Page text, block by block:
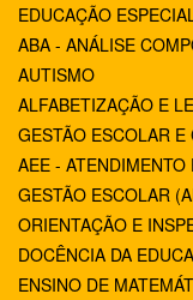
EDUCAÇÃO
ABA - ANÁLISE
AUTISMO
ALFABETIZAÇÃO E
GESTÃO ESCOLAR
AEE -
GESTÃO ESCOLAR
ORIENTAÇÃO E
DOCÊNCIA DA
ENSINO DE